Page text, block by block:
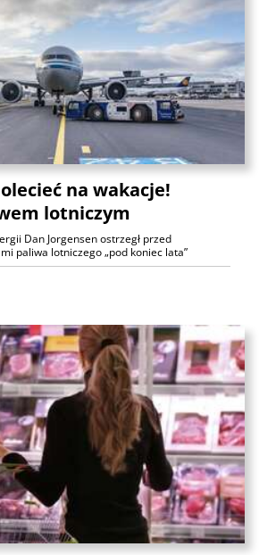
na wakacje!
lotniczym
Dan Jorgensen ostrzegł przed
paliwa lotniczego „pod koniec lata”